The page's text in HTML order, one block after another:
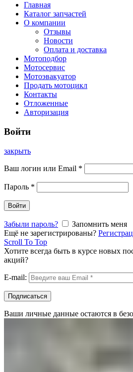
Главная
Каталог запчастей
О компании
Отзывы
Новости
Оплата и доставка
Мотоподбор
Мотосервис
Мотоэвакуатор
Продать мотоцикл
Контакты
Отложенные
Авторизация
Войти
закрыть
Ваш логин или Email *
Пароль *
Войти
Забыли пароль?
Запомнить меня
Ещё не зарегистрированы?
Scroll To Top
Хотите всегда быть в курсе новых
акций?
E-mail:
Ваши личные данные остаются в